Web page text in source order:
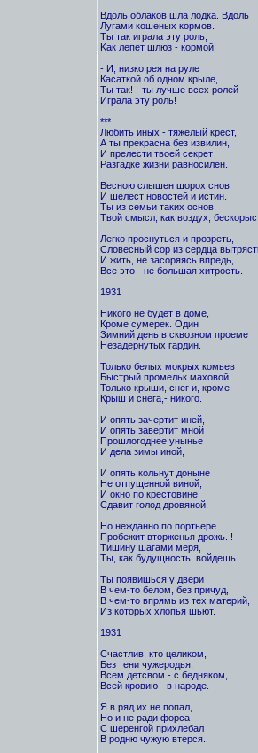
Вдоль облаков шла лодка. Вдоль
Лугами кошеных кормов.
Ты так играла эту роль,
Kак лепет шлюз - кормой!
- И, низко рея на руле
Касаткой об одном крыле,
Ты так! - ты лучше всех ролей
Играла эту роль!
***
Любить иных - тяжелый крест,
А ты прекрасна без извилин,
И прелести твоей секрет
Разгадке жизни равносилен.
Весною слышен шорох снов
И шелест новостей и истин.
Ты из семьи таких основ.
Твой смысл, как воздух,
Легко проснуться и прозреть,
Словесный сор из сердца
И жить, не засоряясь впредь,
Все это - не большая хитрость.
1931
Никого не будет в доме,
Кроме сумерек. Один
Зимний день в сквозном проеме
Незадернутых гардин.
Только белых мокрых комьев
Быстрый промельк маховой.
Только крыши, снег и, кроме
Крыш и снега,- никого.
И опять зачертит иней,
И опять завертит мной
Прошлогоднее унынье
И дела зимы иной,
И опять кольнут доныне
Не отпущенной виной,
И окно по крестовине
Сдавит голод дровяной.
Но нежданно по портьере
Пробежит вторженья дрожь. !
Тишину шагами меря,
Ты, как будущность, войдешь.
Ты появишься у двери
В чем-то белом, без причуд,
В чем-то впрямь из тех материй,
Из которых хлопья шьют.
1931
Счастлив, кто целиком,
Без тени чужеродья,
Всем детсвом - с бедняком,
Всей кровию - в народе.
Я в ряд их не попал,
Но и не ради форса
С шеренгой прихлебал
В родню чужую втерся.